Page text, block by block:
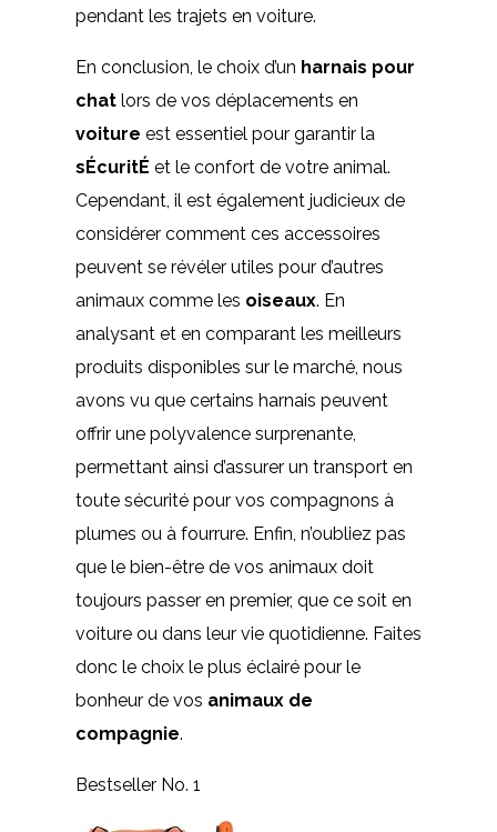
pendant les trajets en voiture.
En conclusion, le choix d’un harnais pour
chat lors de vos déplacements en
voiture est essentiel pour garantir la
sÉcuritÉ et le confort de votre animal.
Cependant, il est également judicieux de
considérer comment ces accessoires
peuvent se révéler utiles pour d’autres
animaux comme les oiseaux. En
analysant et en comparant les meilleurs
produits disponibles sur le marché, nous
avons vu que certains harnais peuvent
offrir une polyvalence surprenante,
permettant ainsi d’assurer un transport en
toute sécurité pour vos compagnons à
plumes ou à fourrure. Enfin, n’oubliez pas
que le bien-être de vos animaux doit
toujours passer en premier, que ce soit en
voiture ou dans leur vie quotidienne. Faites
donc le choix le plus éclairé pour le
bonheur de vos animaux de
compagnie.
Bestseller No. 1